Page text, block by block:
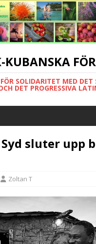
KUBANSKA
SOLIDARITET MED DET
DET PROGRESSIVA
sluter upp
Zoltan T